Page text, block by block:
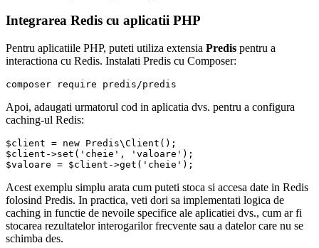
Integrarea Redis cu aplicatii PHP
Pentru aplicatiile PHP, puteti utiliza extensia Predis pentru a
interactiona cu Redis. Instalati Predis cu Composer:
Apoi, adaugati urmatorul cod in aplicatia dvs. pentru a configura
caching-ul Redis:
$client = new Predis\Client();
$client->set('cheie', 'valoare');
Acest exemplu simplu arata cum puteti stoca si accesa date in Redis
folosind Predis. In practica, veti dori sa implementati logica de
caching in functie de nevoile specifice ale aplicatiei dvs., cum ar fi
stocarea rezultatelor interogarilor frecvente sau a datelor care nu se
schimba des.